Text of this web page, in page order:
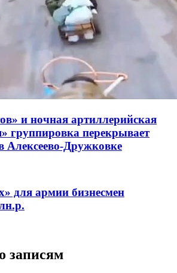
и ночная артиллерийская
группировка перекрывает
Алексеево-Дружковке
для армии бизнесмен
записям